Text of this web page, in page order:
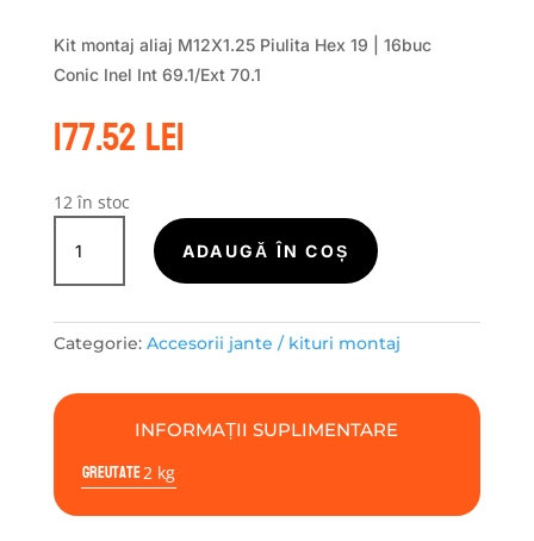
Kit montaj aliaj M12X1.25 Piulita Hex 19 | 16buc
Conic Inel Int 69.1/Ext 70.1
177.52lei
12 în stoc
Cantitate
montaj
M12X1.25
Hex
19
16buc
Conic
ADAUGĂ ÎN COȘ
Categorie: Accesorii jante / kituri montaj
INFORMAȚII SUPLIMENTARE
Greutate2 kg